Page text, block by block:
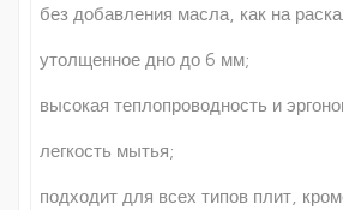
без добавления масла, как на
утолщенное дно до 6 мм;
высокая теплопроводность и
легкость мытья;
подходит для всех типов плит,